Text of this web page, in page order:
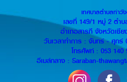
เทศบาลตำบลท่าวั
เลขที่ 149/1 หมู่ 2 ตำ
อำเภอสารภี จังหวัดเชีย
วันเวลาทำการ : จันทร์ - ศุกร์
โทรศัพท์ : 053 140
อีเมล์กลาง : Saraban-